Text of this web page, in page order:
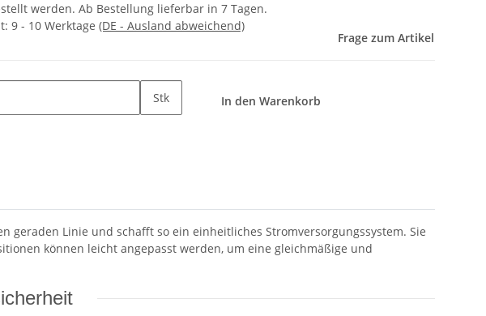
werden. Ab Bestellung lieferbar in 7 Tagen.
9 - 10 Werktage (DE - Ausland abweichend)
Frage zum Artikel
Stk In den Warenkorb
geraden Linie und schafft so ein einheitliches Stromversorgungssystem. Sie
können leicht angepasst werden, um eine gleichmäßige und